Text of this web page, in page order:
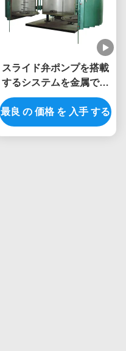
スライド弁ポンプを搭載
するシステムを金属で処
理するPLC Chromeの銀
製の真空
最良 の 価格 を 入手 する